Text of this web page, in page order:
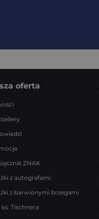
oferta
ZNAK
z autografami
z barwionymi brzegami
ks. Tischnera